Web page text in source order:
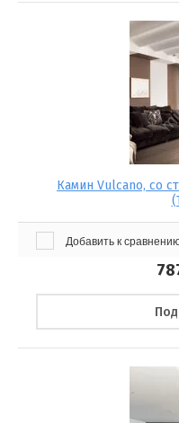
Камин Vulcano, со
Добавить к